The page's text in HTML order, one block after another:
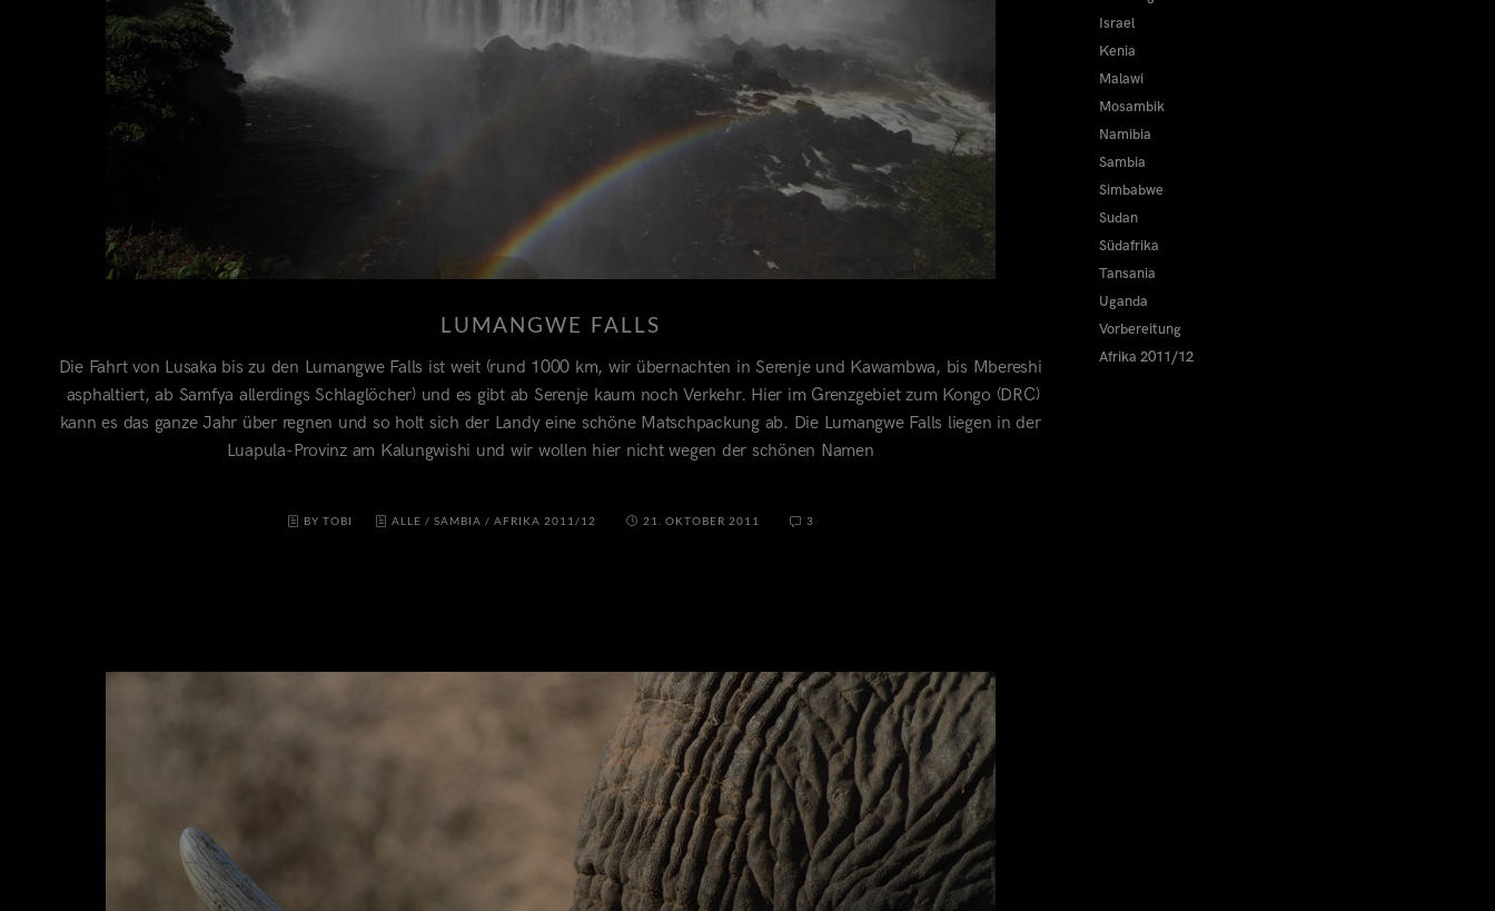
LUMANGWE FALLS
Die Fahrt von Lusaka bis zu den Lumangwe Falls ist weit (rund 1000 km, wir übernachten in Serenje und Kawambwa, bis Mbereshi
asphaltiert, ab Samfya allerdings Schlaglöcher) und es gibt ab Serenje kaum noch Verkehr. Hier im Grenzgebiet zum Kongo (DRC)
kann es das ganze Jahr über regnen und so holt sich der Landy eine schöne Matschpackung ab. Die Lumangwe Falls liegen in der
Luapula-Provinz am Kalungwishi und wir wollen hier nicht wegen der schönen Namen
BY TOBI ALLE / SAMBIA / AFRIKA 2011/12 21. OKTOBER 2011 3
Israel
Kenia
Malawi
Mosambik
Namibia
Sambia
Simbabwe
Sudan
Südafrika
Tansania
Uganda
Vorbereitung
Afrika 2011/12